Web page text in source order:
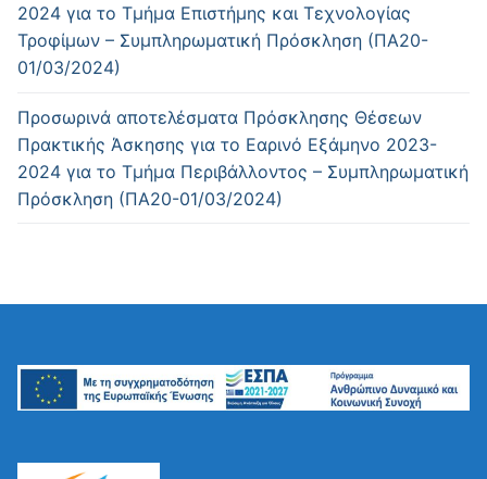
2024 για το Τμήμα Επιστήμης και Τεχνολογίας
Τροφίμων – Συμπληρωματική Πρόσκληση (ΠΑ20-
01/03/2024)
Προσωρινά αποτελέσματα Πρόσκλησης Θέσεων
Πρακτικής Άσκησης για το Εαρινό Εξάμηνο 2023-
2024 για το Τμήμα Περιβάλλοντος – Συμπληρωματική
Πρόσκληση (ΠΑ20-01/03/2024)